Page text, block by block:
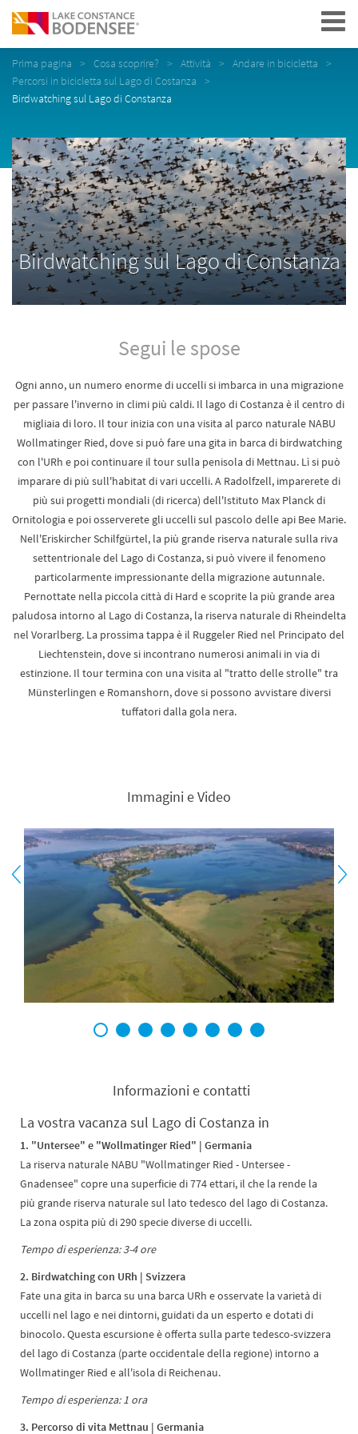
Navigation
Prima pagina Cosa scoprire? Attività
Andare in bicicletta
Percorsi in bicicletta sul Lago di Costanza
Birdwatching sul Lago di Constanza
Birdwatching sul Lago di Constanza
Segui le spose
Ogni anno, un numero enorme di uccelli si imbarca in una migrazione
per passare l'inverno in climi più caldi. Il lago di Costanza è il centro di
migliaia di loro. Il tour inizia con una visita al parco naturale NABU
Wollmatinger Ried, dove si può fare una gita in barca di birdwatching
con l'URh e poi continuare il tour sulla penisola di Mettnau. Lì si può
imparare di più sull'habitat di vari uccelli. A Radolfzell, imparerete di
più sui progetti mondiali (di ricerca) dell'Istituto Max Planck di
Ornitologia e poi osserverete gli uccelli sul pascolo delle api Bee Marie.
Nell'Eriskircher Schilfgürtel, la più grande riserva naturale sulla riva
settentrionale del Lago di Costanza, si può vivere il fenomeno
particolarmente impressionante della migrazione autunnale.
Pernottate nella piccola città di Hard e scoprite la più grande area
paludosa intorno al Lago di Costanza, la riserva naturale di Rheindelta
nel Vorarlberg. La prossima tappa è il Ruggeler Ried nel Principato del
Liechtenstein, dove si incontrano numerosi animali in via di
estinzione. Il tour termina con una visita al "tratto delle strolle" tra
Münsterlingen e Romanshorn, dove si possono avvistare diversi
tuffatori dalla gola nera.
Immagini e Video
1 2 3 4 5 6 7 8
Informazioni e contatti
La vostra vacanza sul Lago di Costanza in
1. "Untersee" e "Wollmatinger Ried" | Germania
La riserva naturale NABU "Wollmatinger Ried - Untersee -
Gnadensee" copre una superficie di 774 ettari, il che la rende la
più grande riserva naturale sul lato tedesco del lago di Costanza.
La zona ospita più di 290 specie diverse di uccelli.
Tempo di esperienza: 3-4 ore
2. Birdwatching con URh | Svizzera
Fate una gita in barca su una barca URh e osservate la varietà di
uccelli nel lago e nei dintorni, guidati da un esperto e dotati di
binocolo. Questa escursione è offerta sulla parte tedesco-svizzera
del lago di Costanza (parte occidentale della regione) intorno a
Wollmatinger Ried e all'isola di Reichenau.
Tempo di esperienza: 1 ora
3. Percorso di vita Mettnau | Germania